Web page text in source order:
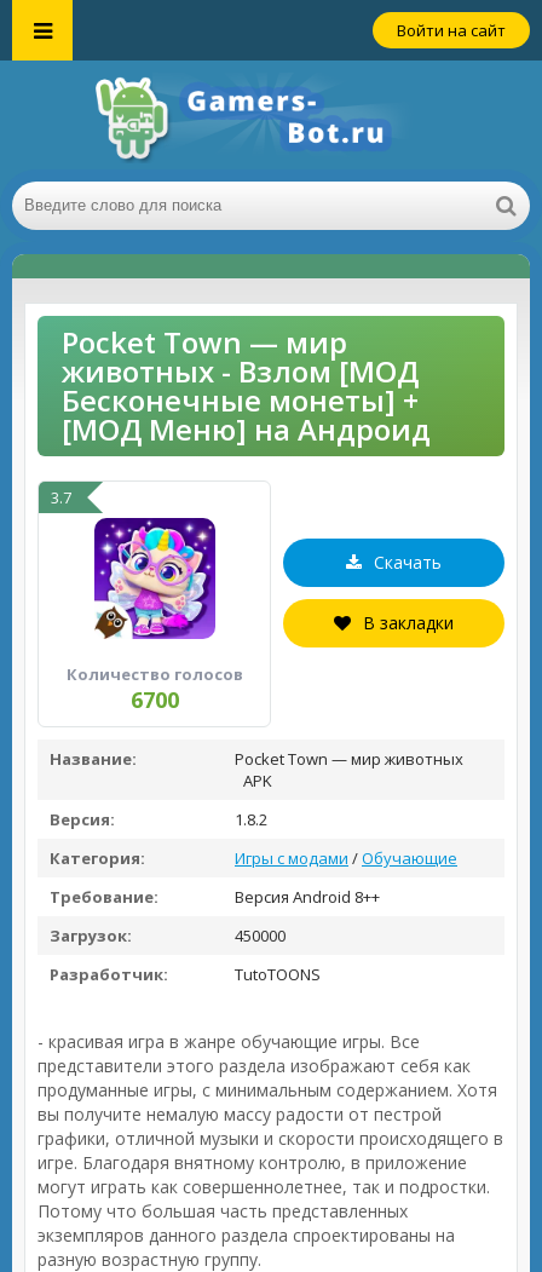
Войти на сайт
Pocket Town — мир
животных - Взлом [МОД
Бесконечные монеты] +
[МОД Меню] на Андроид
3.7
Количество голосов
6700
Скачать
В закладки
Название:
Pocket Town — мир животных
APK
Версия:
1.8.2
Категория:
Игры с модами /Обучающие
Требование:
Версия Android 8++
Загрузок:
450000
Разработчик:
TutoTOONS
- красивая игра в жанре обучающие игры. Все
представители этого раздела изображают себя как
продуманные игры, с минимальным содержанием. Хотя
вы получите немалую массу радости от пестрой
графики, отличной музыки и скорости происходящего в
игре. Благодаря внятному контролю, в приложение
могут играть как совершеннолетнее, так и подростки.
Потому что большая часть представленных
экземпляров данного раздела спроектированы на
разную возрастную группу.